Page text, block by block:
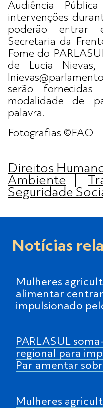
Audiência
intervenções
poderão entrar
Secretaria da
Fome do
de Lucia
serão fornecidas
modalidade de
palavra.
Fotografias ©FAO
Direitos
Ambiente
Seguridade
Notícias
Mulheres
alimentar
impulsionado
PARLASUL
regional para
Parlamentar
Mulheres